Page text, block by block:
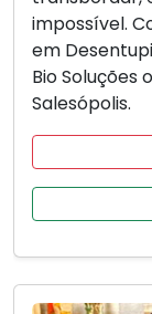
impossível.
em
Bio Soluções
Salesópolis.